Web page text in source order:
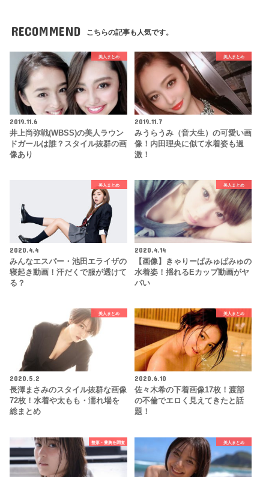
RECOMMEND こちらの記事も人気です。
美人まとめ
2019.11.6
井上尚弥戦(WBSS)の美人ラウン
ドガールは誰？スタイル抜群の画
像あり
美人まとめ
2019.11.7
みうらうみ（音大生）の可愛い画
像！内田理央に似て水着姿も過
激！
美人まとめ
2020.4.4
みんなエスパー・池田エライザの
寝起き動画！汗だくで服が透けて
る？
美人まとめ
2020.4.14
【画像】きゃりーぱみゅぱみゅの
水着姿！揺れるEカップ動画がヤ
バい
美人まとめ
2020.5.2
長澤まさみのスタイル抜群な画像
72枚！水着や太もも・濡れ場を
総まとめ
美人まとめ
2020.6.10
佐々木希の下着画像17枚！渡部
の不倫でエロく見えてきたと話
題！
整形・豊胸を調査 美人まとめ